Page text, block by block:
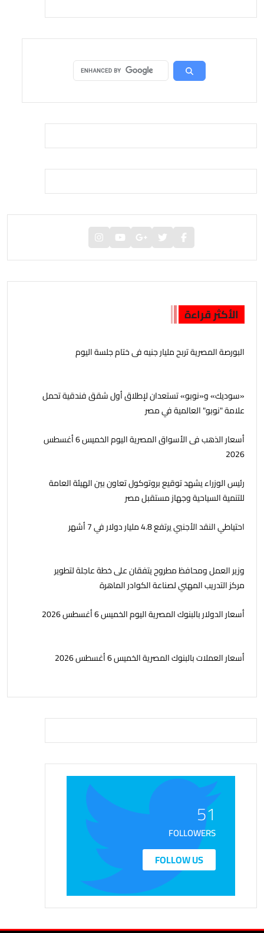
الأكثر قراءة
البورصة المصرية تربح مليار جنيه فى ختام جلسة اليوم
«سوديك» و«نوبو» تستعدان لإطلاق أول شقق فندقية تحمل
علامة "نوبو" العالمية في مصر
أسعار الذهب فى الأسواق المصرية اليوم الخميس 6 أغسطس
2026
رئيس الوزراء يشهد توقيع بروتوكول تعاون بين الهيئة العامة
للتنمية السياحية وجهاز مستقبل مصر
احتياطي النقد الأجنبي يرتفع 4.8 مليار دولار في 7 أشهر
وزير العمل ومحافظ مطروح يتفقان على خطة عاجلة لتطوير
مركز التدريب المهني لصناعة الكوادر الماهرة
أسعار الدولار بالبنوك المصرية اليوم الخميس 6 أغسطس 2026
أسعار العملات بالبنوك المصرية الخميس 6 أغسطس 2026
51
FOLLOWERS
FOLLOW US